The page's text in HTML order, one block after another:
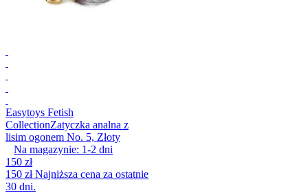
Easytoys Fetish
CollectionZatyczka analna z
lisim ogonem No. 5, Złoty
Na magazynie: 1-2 dni
150 zł
150 złNajniższa cena za ostatnie
30 dni.